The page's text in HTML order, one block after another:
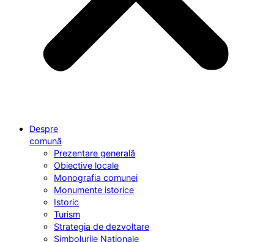
Despre
comună
Prezentare generală
Obiective locale
Monografia comunei
Monumente istorice
Istoric
Turism
Strategia de dezvoltare
Simbolurile Naționale